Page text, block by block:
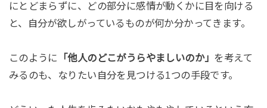
にとどまらずに、どの部分に感情が動くかに目を向ける
と、自分が欲しがっているものが何か分かってきます。
このように 「他人のどこがうらやましいのか」 を考えて
みるのも、なりたい自分を見つける1つの手段です。